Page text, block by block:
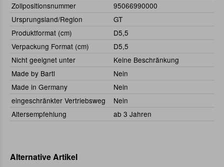
Zollpositionsnummer
95066990000
Ursprungsland/Region
GT
Produktformat (cm)
D5,5
Verpackung Format (cm)
D5,5
Nicht geeignet unter
Keine Beschränkung
Made by Bartl
Nein
Made in Germany
Nein
eingeschränkter Vertriebsweg
Nein
Altersempfehlung
ab 3 Jahren
Alternative Artikel